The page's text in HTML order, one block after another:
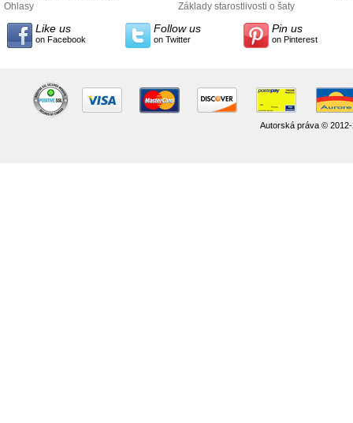
údajov
Ohlasy
Základy starostlivosti o šaty
Like us
on Facebook
Follow us
on Twitter
Pin us
on Pinterest
Autorská práva ©